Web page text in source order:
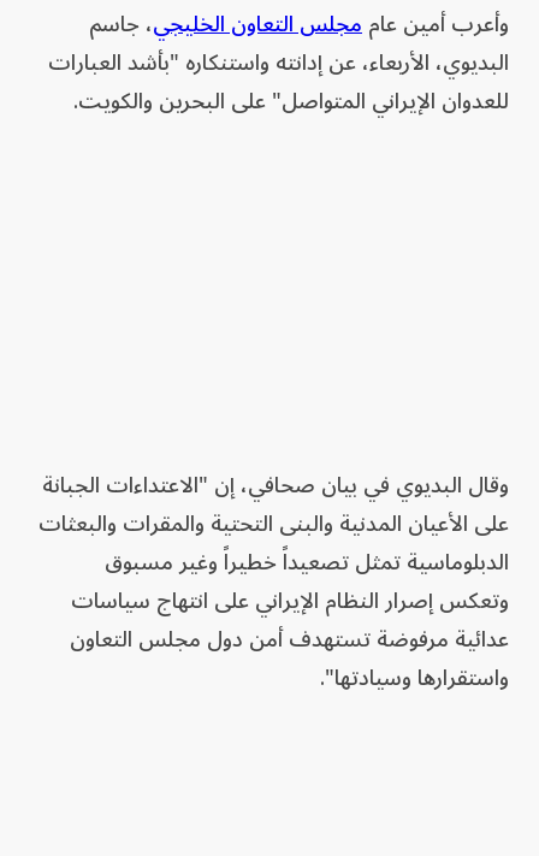
وأعرب أمين عاممجلس التعاون الخليجي، جاسم
البديوي، الأربعاء، عن إدانته واستنكاره "بأشد العبارات
للعدوان الإيراني المتواصل" على البحرين والكويت.
وقال البديوي في بيان صحافي، إن "الاعتداءات الجبانة
على الأعيان المدنية والبنى التحتية والمقرات والبعثات
الدبلوماسية تمثل تصعيداً خطيراً وغير مسبوق
وتعكس إصرار النظام الإيراني على انتهاج سياسات
عدائية مرفوضة تستهدف أمن دول مجلس التعاون
واستقرارها وسيادتها".